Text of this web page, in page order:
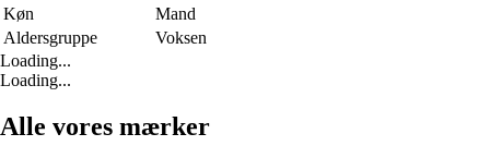
Køn
Mand
Aldersgruppe
Voksen
Loading...
Loading...
Alle vores mærker